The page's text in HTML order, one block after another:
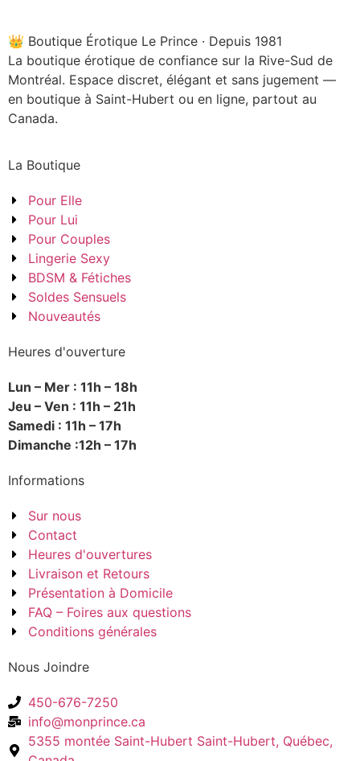
👑 Boutique Érotique Le Prince · Depuis 1981
La boutique érotique de confiance sur la Rive-Sud de
Montréal. Espace discret, élégant et sans jugement —
en boutique à Saint-Hubert ou en ligne, partout au
Canada.
La Boutique
Pour Elle
Pour Lui
Pour Couples
Lingerie Sexy
BDSM & Fétiches
Soldes Sensuels
Nouveautés
Heures d'ouverture
Lun – Mer : 11h – 18h
Jeu – Ven : 11h – 21h
Samedi : 11h – 17h
Dimanche :12h – 17h
Informations
Sur nous
Contact
Heures d'ouvertures
Livraison et Retours
Présentation à Domicile
FAQ – Foires aux questions
Conditions générales
Nous Joindre
450-676-7250
info@monprince.ca
5355 montée Saint-Hubert Saint-Hubert, Québec,